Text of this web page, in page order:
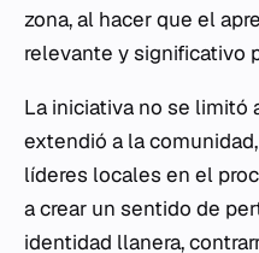
zona, al hacer que el
relevante y significativo
La iniciativa no se limitó
extendió a la
líderes locales en el
a crear un sentido de
identidad llanera,